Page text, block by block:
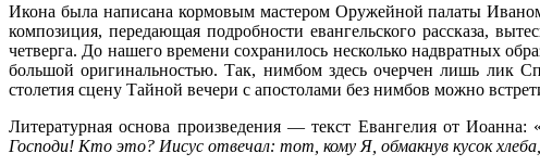
Икона была написана кормовым мастером Оружейной палаты
композиция, передающая подробности евангельского рассказа,
четверга. До нашего времени сохранилось несколько надвратных
большой оригинальностью. Так, нимбом здесь очерчен лишь лик
столетия сцену Тайной вечери с апостолами без нимбов можно
Литературная основа произведения — текст Евангелия от Иоанна:
Господи! Кто это? Иисус отвечал: тот, кому Я, обмакнув кусок